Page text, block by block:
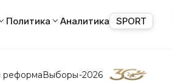
Политика Аналитика SPORT
реформаВыборы-2026